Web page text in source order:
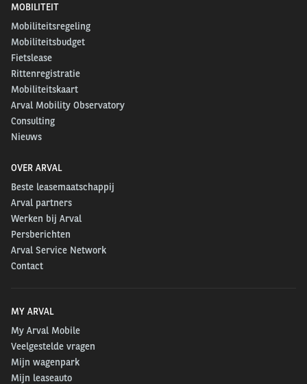
MOBILITEIT
Mobiliteitsregeling
Mobiliteitsbudget
Fietslease
Rittenregistratie
Mobiliteitskaart
Arval Mobility Observatory
Consulting
Nieuws
OVER ARVAL
Beste leasemaatschappij
Arval partners
Werken bij Arval
Persberichten
Arval Service Network
Contact
MY ARVAL
My Arval Mobile
Veelgestelde vragen
Mijn wagenpark
Mijn leaseauto